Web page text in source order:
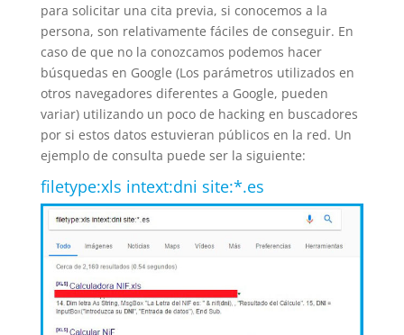
para solicitar una cita previa, si conocemos a la
persona, son relativamente fáciles de conseguir. En
caso de que no la conozcamos podemos hacer
búsquedas en Google (Los parámetros utilizados en
otros navegadores diferentes a Google, pueden
variar) utilizando un poco de hacking en buscadores
por si estos datos estuvieran públicos en la red. Un
ejemplo de consulta puede ser la siguiente:
filetype:xls intext:dni site:*.es